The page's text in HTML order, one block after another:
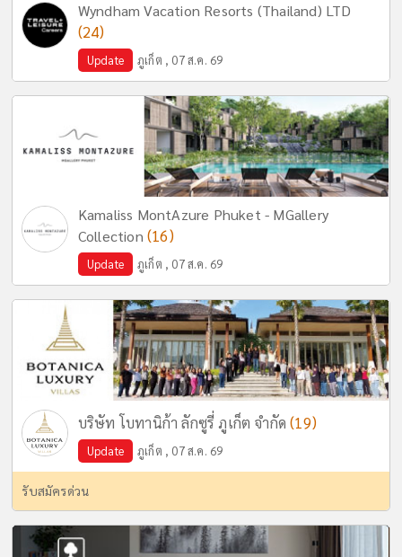
Wyndham Vacation Resorts (Thailand) LTD
(24)
Update ภูเก็ต , 07 ส.ค. 69
Kamaliss MontAzure Phuket - MGallery
Collection (16)
Update ภูเก็ต , 07 ส.ค. 69
บริษัท โบทานิก้า ลักซูรี่ ภูเก็ต จำกัด(19)
Update ภูเก็ต , 07 ส.ค. 69
รับสมัครด่วน